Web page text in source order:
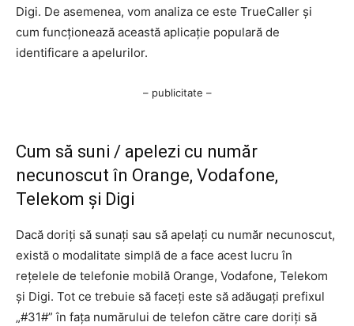
Digi. De asemenea, vom analiza ce este TrueCaller și
cum funcționează această aplicație populară de
identificare a apelurilor.
– publicitate –
Cum să suni / apelezi cu număr
necunoscut în Orange, Vodafone,
Telekom și Digi
Dacă doriți să sunați sau să apelați cu număr necunoscut,
există o modalitate simplă de a face acest lucru în
rețelele de telefonie mobilă Orange, Vodafone, Telekom
și Digi. Tot ce trebuie să faceți este să adăugați prefixul
„#31#” în fața numărului de telefon către care doriți să